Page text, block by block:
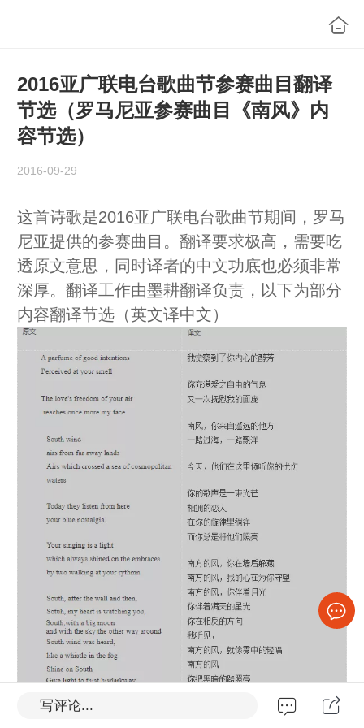
2016亚广联电台歌曲节参赛曲目翻译
节选（罗马尼亚参赛曲目《南风》内
容节选）
2016-09-29
这首诗歌是2016亚广联电台歌曲节期间，罗马
尼亚提供的参赛曲目。翻译要求极高，需要吃
透原文意思，同时译者的中文功底也必须非常
深厚。翻译工作由墨耕翻译负责，以下为部分
内容翻译节选（英文译中文）
写评论...